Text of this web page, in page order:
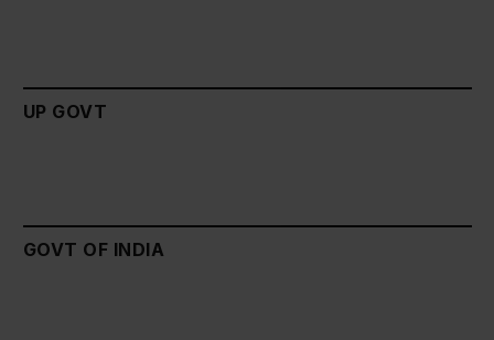
UP GOVT
GOVT OF INDIA